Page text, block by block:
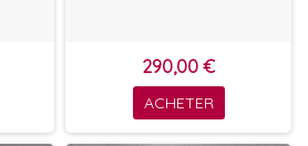
290,00 €
ACHETER